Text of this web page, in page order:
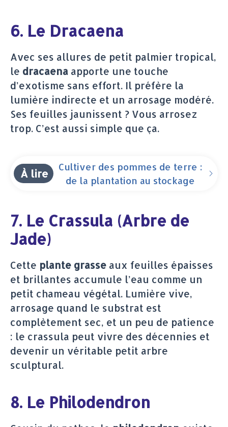
6. Le Dracaena
Avec ses allures de petit palmier tropical,
le dracaena apporte une touche
d’exotisme sans effort. Il préfère la
lumière indirecte et un arrosage modéré.
Ses feuilles jaunissent ? Vous arrosez
trop. C’est aussi simple que ça.
À lire
Cultiver des pommes de terre :
de la plantation au stockage
7. Le Crassula (Arbre de
Jade)
Cette plante grasse aux feuilles épaisses
et brillantes accumule l’eau comme un
petit chameau végétal. Lumière vive,
arrosage quand le substrat est
complètement sec, et un peu de patience
: le crassula peut vivre des décennies et
devenir un véritable petit arbre
sculptural.
8. Le Philodendron